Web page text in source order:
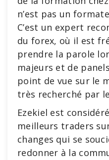
n’est pas un
C’est un expert
du forex, où il est
prendre la parole
majeurs et de
point de vue sur le
très recherché par
Ezekiel est
meilleurs traders
changes qui se
redonner à la